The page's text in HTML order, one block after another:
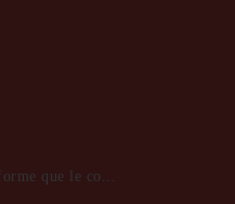
que le co...